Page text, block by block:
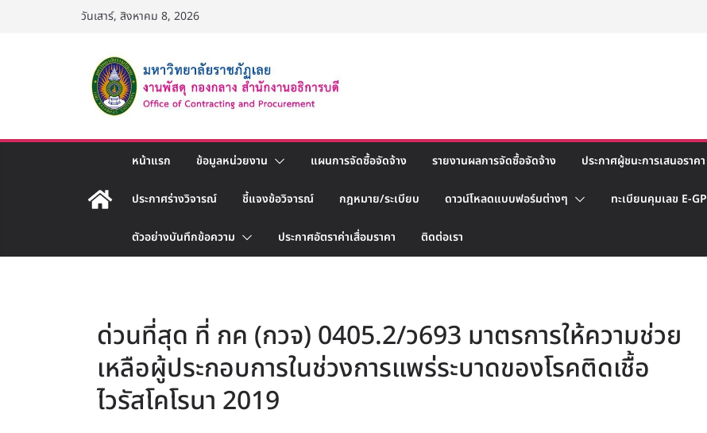
วันเสาร์, สิงหาคม 8, 2026
หน้าแรก ข้อมูลหน่วยงาน แผนการจัดซื้อจัดจ้าง รายงานผลการจัดซื้อจัดจ้าง ประกาศผู้ชนะการเสนอราคา
ประกาศร่างวิจารณ์ ชี้แจงข้อวิจารณ์ กฎหมาย/ระเบียบ ดาวน์โหลดแบบฟอร์มต่างๆ ทะเบียนคุมเลข E-GP
ตัวอย่างบันทึกข้อความ ประกาศอัตราค่าเสื่อมราคา ติดต่อเรา
ด่วนที่สุด ที่ กค (กวจ) 0405.2/ว693 มาตรการให้ความช่วย
เหลือผู้ประกอบการในช่วงการแพร่ระบาดของโรคติดเชื้อ
ไวรัสโคโรนา 2019